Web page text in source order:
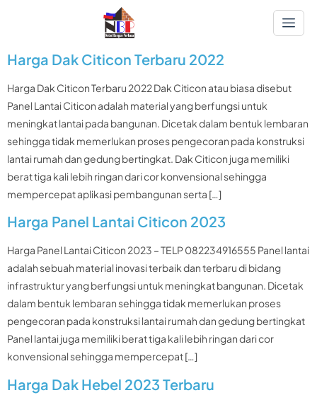
Harga Dak Citicon Terbaru 2022
Harga Dak Citicon Terbaru 2022 Dak Citicon atau biasa disebut
Panel Lantai Citicon adalah material yang berfungsi untuk
meningkat lantai pada bangunan. Dicetak dalam bentuk lembaran
sehingga tidak memerlukan proses pengecoran pada konstruksi
lantai rumah dan gedung bertingkat. Dak Citicon juga memiliki
berat tiga kali lebih ringan dari cor konvensional sehingga
mempercepat aplikasi pembangunan serta […]
Harga Panel Lantai Citicon 2023
Harga Panel Lantai Citicon 2023 – TELP 082234916555 Panel lantai
adalah sebuah material inovasi terbaik dan terbaru di bidang
infrastruktur yang berfungsi untuk meningkat bangunan. Dicetak
dalam bentuk lembaran sehingga tidak memerlukan proses
pengecoran pada konstruksi lantai rumah dan gedung bertingkat
Panel lantai juga memiliki berat tiga kali lebih ringan dari cor
konvensional sehingga mempercepat […]
Harga Dak Hebel 2023 Terbaru